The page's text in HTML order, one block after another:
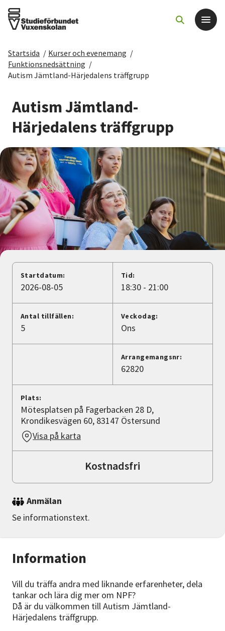
Det här gör vi
Sök kurser och evenemang
Om SV
Starta studiecirkel
Cirkelledare
Nyheter
Lyssna
Startsida / Kurser och evenemang /
Funktionsnedsättning /
Autism Jämtland-Härjedalens träffgrupp
Autism Jämtland-
Härjedalens träffgrupp
Information
Vill du träffa andra med liknande erfarenheter, dela
tankar och lära dig mer om NPF?
Då är du välkommen till Autism Jämtland-
Härjedalens träffgrupp.
Startdatum:
2026-08-05
Tid:
18:30 - 21:00
Antal tillfällen:
5
Veckodag:
Ons
Arrangemangsnr:
62820
Plats:
Mötesplatsen på Fagerbacken 28 D,
Krondikesvägen 60, 83147 Östersund
Visa på karta
Kostnadsfri
Anmälan
Se informationstext.